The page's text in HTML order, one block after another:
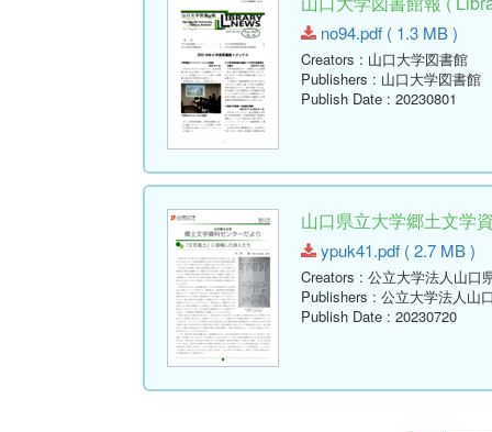
no94.pdf ( 1.3 MB )
Creators : 山口大学図書館
Publishers : 山口大学図書館
Publish Date : 20230801
山口県立大学郷土文学
ypuk41.pdf ( 2.7 MB )
Creators : 公立大学法人山口
Publishers : 公立大学法人山
Publish Date : 20230720